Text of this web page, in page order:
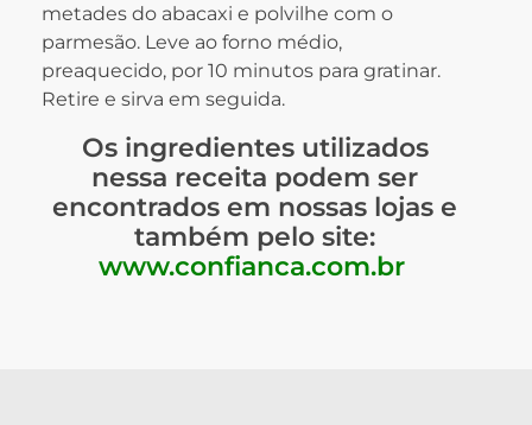
metades do abacaxi e polvilhe com o
parmesão. Leve ao forno médio,
preaquecido, por 10 minutos para gratinar.
Retire e sirva em seguida.
Os ingredientes utilizados
nessa receita podem ser
encontrados em nossas lojas e
também pelo site:
www.confianca.com.br